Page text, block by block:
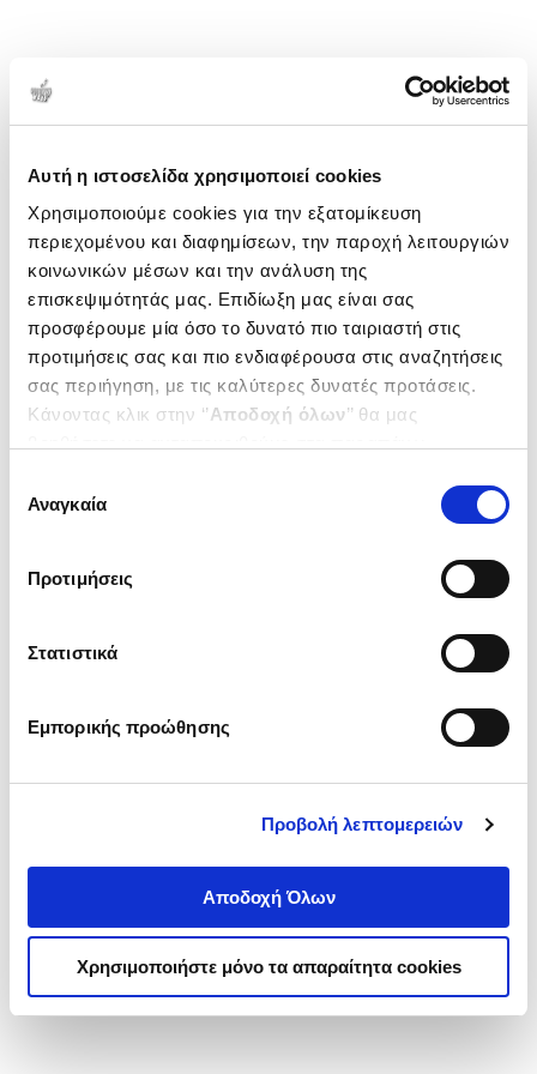
Αυτή η ιστοσελίδα χρησιμοποιεί cookies
Χρησιμοποιούμε cookies για την εξατομίκευση
περιεχομένου και διαφημίσεων, την παροχή λειτουργιών
κοινωνικών μέσων και την ανάλυση της
επισκεψιμότητάς μας. Επιδίωξη μας είναι σας
προσφέρουμε μία όσο το δυνατό πιο ταιριαστή στις
προτιμήσεις σας και πιο ενδιαφέρουσα στις αναζητήσεις
σας περιήγηση, με τις καλύτερες δυνατές προτάσεις.
Κάνοντας κλικ στην ‘’Αποδοχή όλων’’ θα μας
ενδιαφέρουν και να επιλέξετε από τα παρακάτω με την
΄΄και να ενημερωθείτε σχετικά με
συγκατάθεσης
Αναγκαία
Προτιμήσεις
Στατιστικά
Εμπορικής προώθησης
Προβολή λεπτομερειών
Αποδοχή Όλων
Χρησιμοποιήστε μόνο τα απαραίτητα cookies